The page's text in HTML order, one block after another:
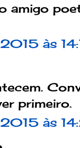
às
primeiro.
2015 às